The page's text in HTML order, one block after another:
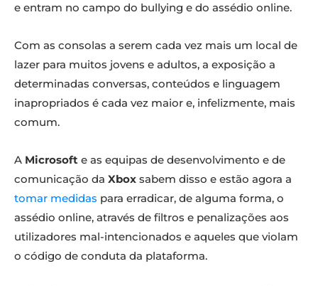
e entram no campo do bullying e do assédio online.
Com as consolas a serem cada vez mais um local de
lazer para muitos jovens e adultos, a exposição a
determinadas conversas, conteúdos e linguagem
inapropriados é cada vez maior e, infelizmente, mais
comum.
A Microsoft e as equipas de desenvolvimento e de
comunicação da Xbox sabem disso e estão agora a
tomar medidas para erradicar, de alguma forma, o
assédio online, através de filtros e penalizações aos
utilizadores mal-intencionados e aqueles que violam
o código de conduta da plataforma.